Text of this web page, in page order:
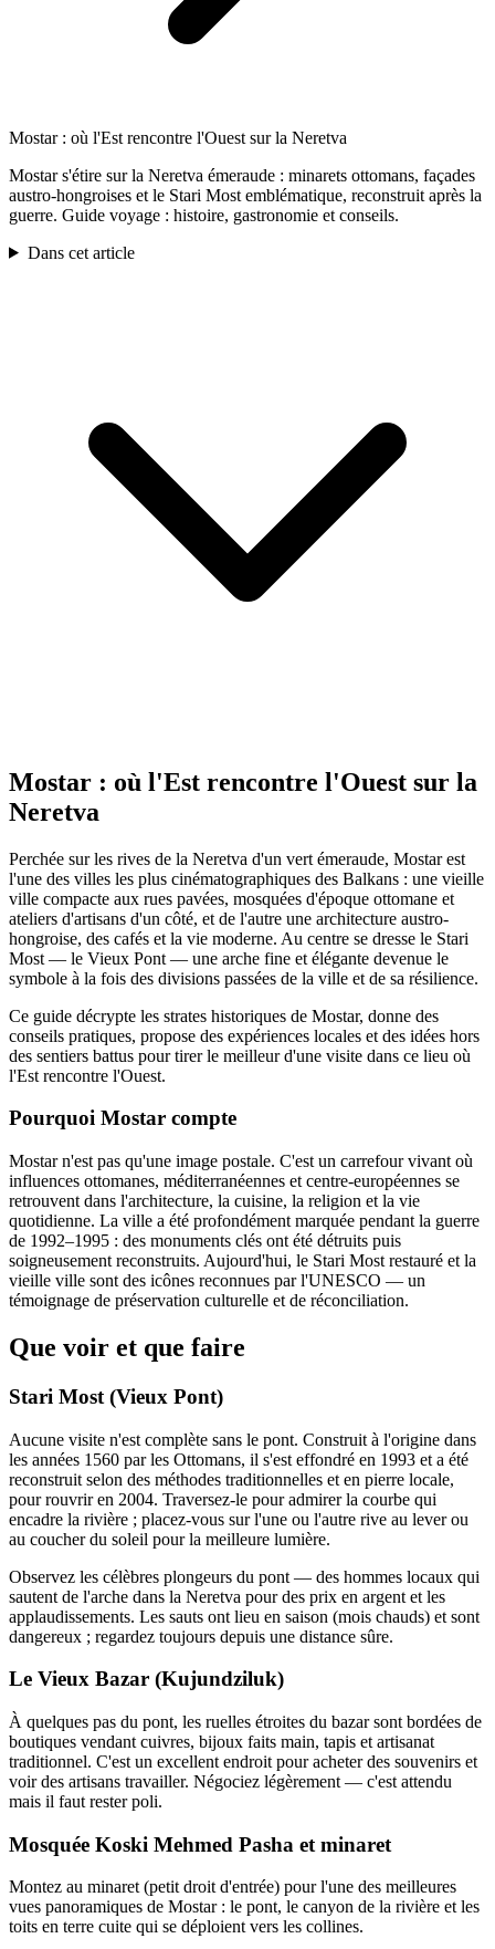
Mostar : où l'Est rencontre l'Ouest sur la Neretva
Mostar s'étire sur la Neretva émeraude : minarets ottomans, façades
austro-hongroises et le Stari Most emblématique, reconstruit après la
guerre. Guide voyage : histoire, gastronomie et conseils.
Dans cet article
Mostar : où l'Est rencontre l'Ouest sur la
Neretva
Perchée sur les rives de la Neretva d'un vert émeraude, Mostar est
l'une des villes les plus cinématographiques des Balkans : une vieille
ville compacte aux rues pavées, mosquées d'époque ottomane et
ateliers d'artisans d'un côté, et de l'autre une architecture austro-
hongroise, des cafés et la vie moderne. Au centre se dresse le Stari
Most — le Vieux Pont — une arche fine et élégante devenue le
symbole à la fois des divisions passées de la ville et de sa résilience.
Ce guide décrypte les strates historiques de Mostar, donne des
conseils pratiques, propose des expériences locales et des idées hors
des sentiers battus pour tirer le meilleur d'une visite dans ce lieu où
l'Est rencontre l'Ouest.
Pourquoi Mostar compte
Mostar n'est pas qu'une image postale. C'est un carrefour vivant où
influences ottomanes, méditerranéennes et centre-européennes se
retrouvent dans l'architecture, la cuisine, la religion et la vie
quotidienne. La ville a été profondément marquée pendant la guerre
de 1992–1995 : des monuments clés ont été détruits puis
soigneusement reconstruits. Aujourd'hui, le Stari Most restauré et la
vieille ville sont des icônes reconnues par l'UNESCO — un
témoignage de préservation culturelle et de réconciliation.
Que voir et que faire
Stari Most (Vieux Pont)
Aucune visite n'est complète sans le pont. Construit à l'origine dans
les années 1560 par les Ottomans, il s'est effondré en 1993 et a été
reconstruit selon des méthodes traditionnelles et en pierre locale,
pour rouvrir en 2004. Traversez-le pour admirer la courbe qui
encadre la rivière ; placez-vous sur l'une ou l'autre rive au lever ou
au coucher du soleil pour la meilleure lumière.
Observez les célèbres plongeurs du pont — des hommes locaux qui
sautent de l'arche dans la Neretva pour des prix en argent et les
applaudissements. Les sauts ont lieu en saison (mois chauds) et sont
dangereux ; regardez toujours depuis une distance sûre.
Le Vieux Bazar (Kujundziluk)
À quelques pas du pont, les ruelles étroites du bazar sont bordées de
boutiques vendant cuivres, bijoux faits main, tapis et artisanat
traditionnel. C'est un excellent endroit pour acheter des souvenirs et
voir des artisans travailler. Négociez légèrement — c'est attendu
mais il faut rester poli.
Mosquée Koski Mehmed Pasha et minaret
Montez au minaret (petit droit d'entrée) pour l'une des meilleures
vues panoramiques de Mostar : le pont, le canyon de la rivière et les
toits en terre cuite qui se déploient vers les collines.